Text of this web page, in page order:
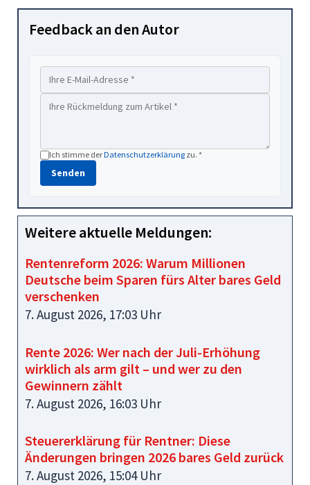
Feedback an den Autor
Ich stimme derDatenschutzerklärung zu. *
Senden
Weitere aktuelle Meldungen:
Rentenreform 2026: Warum Millionen
Deutsche beim Sparen fürs Alter bares Geld
verschenken
7. August 2026, 17:03 Uhr
Rente 2026: Wer nach der Juli-Erhöhung
wirklich als arm gilt – und wer zu den
Gewinnern zählt
7. August 2026, 16:03 Uhr
Steuererklärung für Rentner: Diese
Änderungen bringen 2026 bares Geld zurück
7. August 2026, 15:04 Uhr